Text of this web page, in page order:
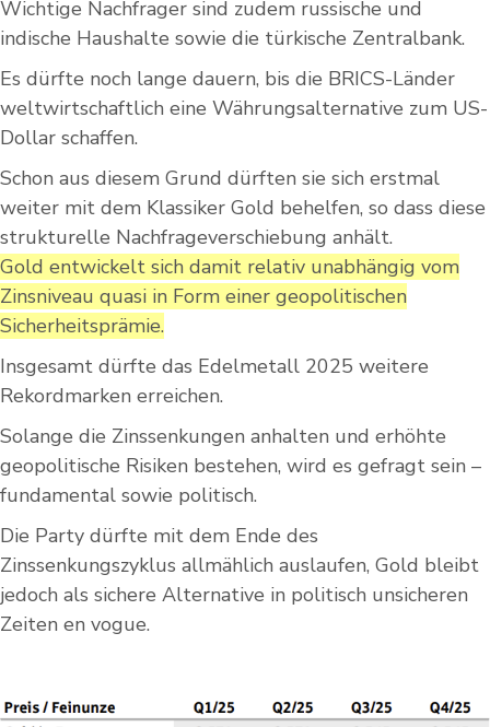
Wichtige Nachfrager sind zudem russische und
indische Haushalte sowie die türkische Zentralbank.
Es dürfte noch lange dauern, bis die BRICS-Länder
weltwirtschaftlich eine Währungsalternative zum US-
Dollar schaffen.
Schon aus diesem Grund dürften sie sich erstmal
weiter mit dem Klassiker Gold behelfen, so dass diese
strukturelle Nachfrageverschiebung anhält.
Gold entwickelt sich damit relativ unabhängig vom
Zinsniveau quasi in Form einer geopolitischen
Sicherheitsprämie.
Insgesamt dürfte das Edelmetall 2025 weitere
Rekordmarken erreichen.
Solange die Zinssenkungen anhalten und erhöhte
geopolitische Risiken bestehen, wird es gefragt sein –
fundamental sowie politisch.
Die Party dürfte mit dem Ende des
Zinssenkungszyklus allmählich auslaufen, Gold bleibt
jedoch als sichere Alternative in politisch unsicheren
Zeiten en vogue.